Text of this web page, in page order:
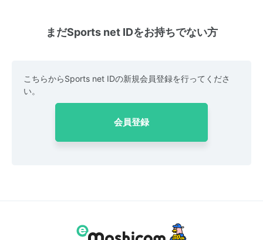
まだSports net IDをお持ちでない方
こちらからSports net IDの新規会員登録を行ってくださ
い。
会員登録